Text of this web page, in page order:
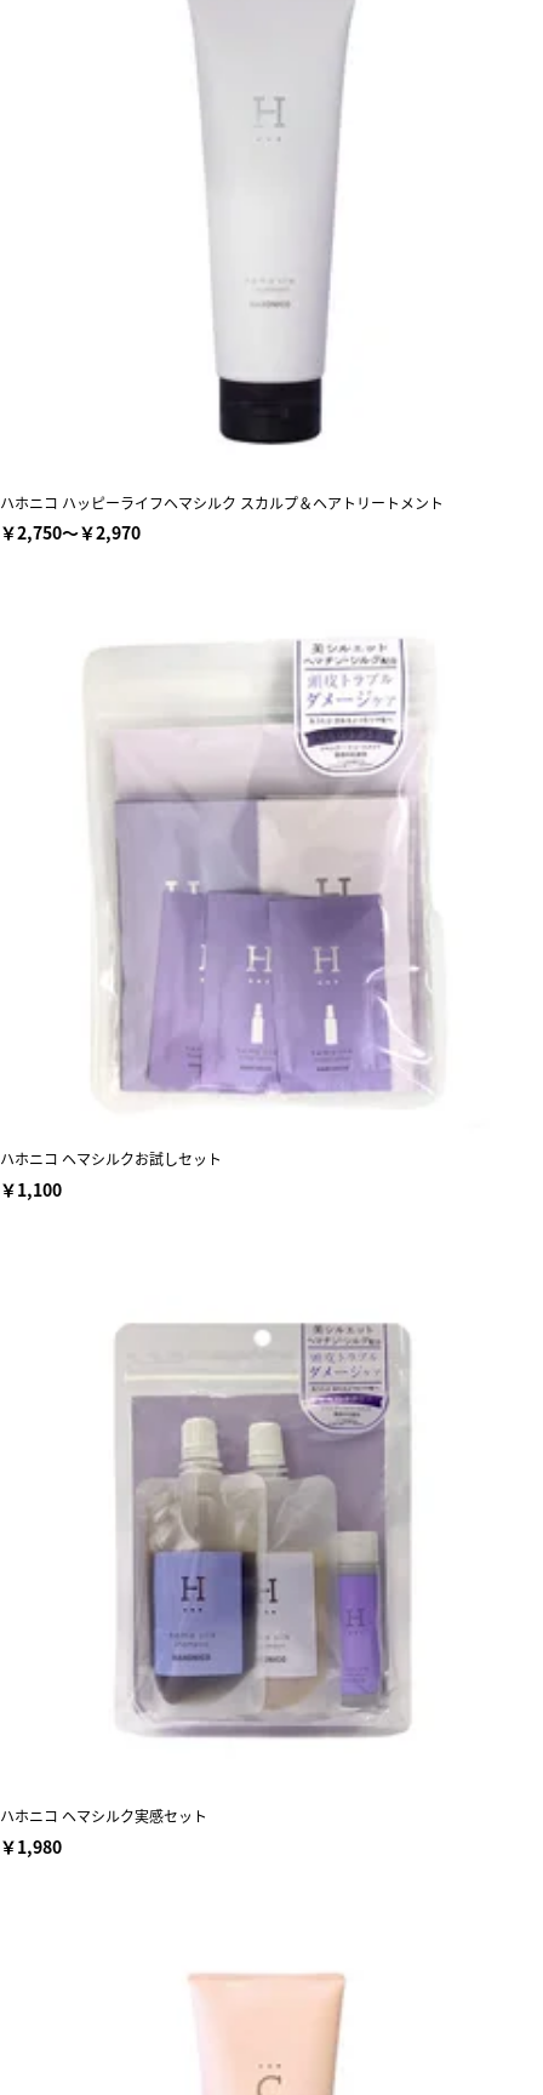
ハホニコ ハッピーライフヘマシルク スカルプ＆ヘアトリートメント
￥2,750～￥2,970
ハホニコ ヘマシルクお試しセット
￥1,100
ハホニコ ヘマシルク実感セット
￥1,980